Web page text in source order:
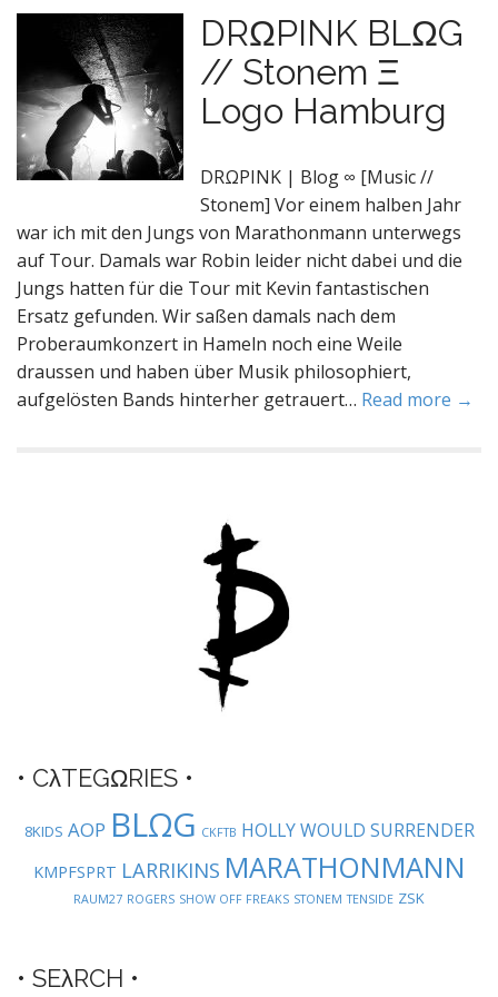
DRΩPINK BLΩG
// Stonem Ξ
Logo Hamburg
DRΩPINK | Blog ∞ [Music //
Stonem] Vor einem halben Jahr
war ich mit den Jungs von Marathonmann unterwegs
auf Tour. Damals war Robin leider nicht dabei und die
Jungs hatten für die Tour mit Kevin fantastischen
Ersatz gefunden. Wir saßen damals nach dem
Proberaumkonzert in Hameln noch eine Weile
draussen und haben über Musik philosophiert,
aufgelösten Bands hinterher getrauert… Read more →
• CλTEGΩRIES •
8KIDS AOP BLΩG CKFTB HOLLY WOULD SURRENDER
KMPFSPRT LARRIKINS MARATHONMANN
RAUM27 ROGERS SHOW OFF FREAKS STONEM TENSIDE ZSK
• SEλRCH •